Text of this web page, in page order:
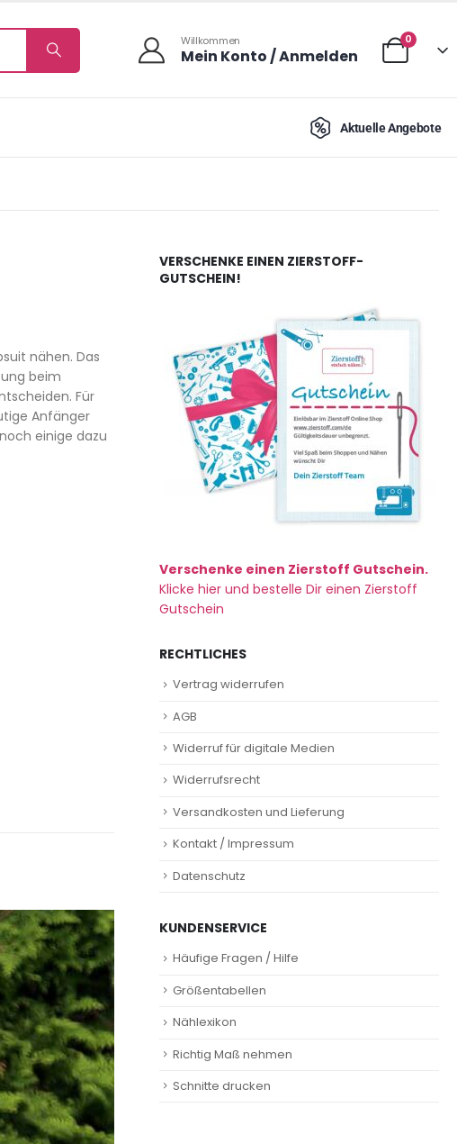
Willkommen
Mein Konto / Anmelden
0
Aktuelle Angebote
nähen. Das
beim
Für
Anfänger
einige dazu
VERSCHENKE EINEN ZIERSTOFF-
GUTSCHEIN!
Verschenke einen Zierstoff Gutschein.
Klicke hier und bestelle Dir einen Zierstoff
Gutschein
RECHTLICHES
Vertrag widerrufen
AGB
Widerruf für digitale Medien
Widerrufsrecht
Versandkosten und Lieferung
Kontakt / Impressum
Datenschutz
KUNDENSERVICE
Häufige Fragen / Hilfe
Größentabellen
Nählexikon
Richtig Maß nehmen
Schnitte drucken